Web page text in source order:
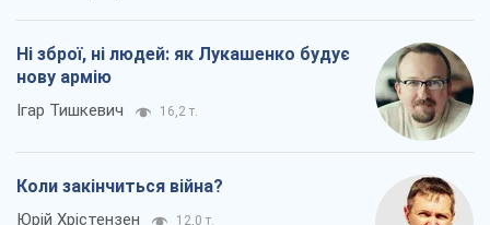
Ні зброї, ні людей: як Лукашенко будує
нову армію
Ігар Тишкевич 16,2 т.
Коли закінчиться війна?
Юрій Хрістензен 12,0 т.